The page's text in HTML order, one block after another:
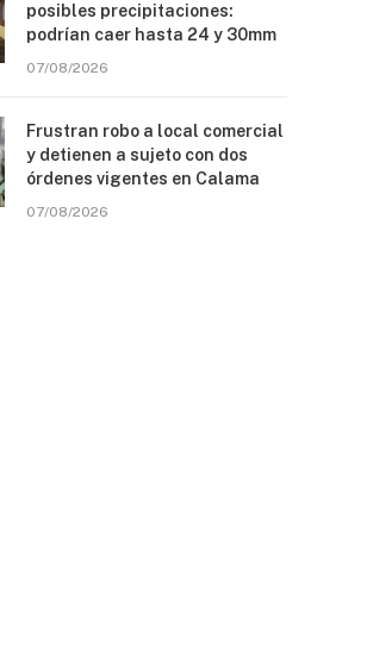
posibles precipitaciones:
podrían caer hasta 24 y 30mm
07/08/2026
Frustran robo a local comercial
y detienen a sujeto con dos
órdenes vigentes en Calama
07/08/2026